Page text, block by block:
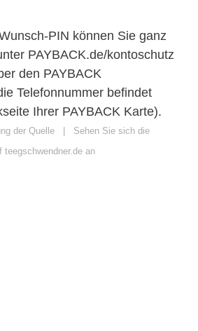
PIN können Sie ganz
PAYBACK.de/kontoschutz
den PAYBACK
Telefonnummer befindet
Ihrer PAYBACK Karte).
der Quelle | Sehen Sie sich die
teegschwendner.de an